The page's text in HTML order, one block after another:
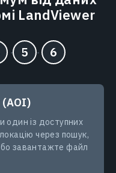
LandViewer
(AOI)
один із доступних
через пошук,
завантажте файл